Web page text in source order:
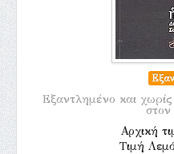
Εξαντλημένο και
Αρχική
Τιμή